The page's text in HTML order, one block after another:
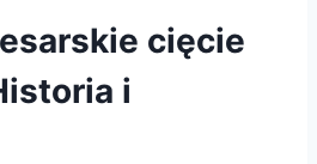
cięcie
i